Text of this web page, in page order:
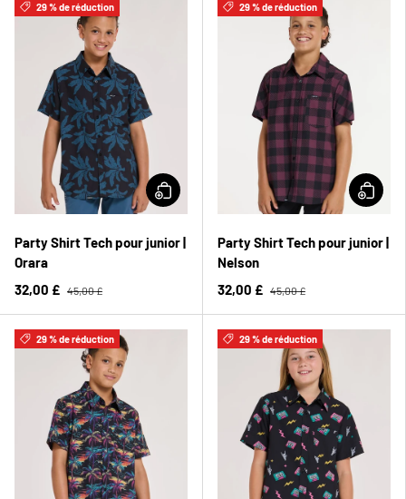
29 % de réduction
Party Shirt Tech pour junior |
Orara
32,00 £ 45,00 £
29 % de réduction
Party Shirt Tech pour junior |
Nelson
32,00 £ 45,00 £
29 % de réduction 29 % de réduction